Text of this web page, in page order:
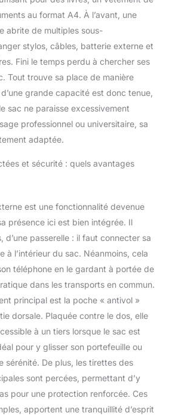
compartiments avec
plusieurs poches pour
accessoires divers ▼
Matériaux de haute
qualité : Le sac à dos
imperméable est
fabriqué avec un tissu
Oxford résistant à
l'eau, protégeant ainsi
vos affaires contre les
dos étanche garde vos
étant facile à
dos de qualité
supérieure est doté
d'un espace dédié pour
un ordinateur portable
jusqu'à 15,6 pouces et
un ipad offrant une
protection optimale.
Grâce à sa haute
qualité, vos appareils
électroniques sont
mieux protégés ▼
Confortable et élégant :
Le sac à dos élégant
conçu avec des
bretelles rembourrées
et un dos en EVA
au format A4. À l’avant, une
abrite de multiples sous-
stylos, câbles, batterie externe et
Fini le temps perdu à chercher ses
Tout trouve sa place de manière
grande capacité est donc tenue,
sac ne paraisse excessivement
professionnel ou universitaire, sa
adaptée.
et sécurité : quels avantages
est une fonctionnalité devenue
présence ici est bien intégrée. Il
d’une passerelle : il faut connecter sa
à l’intérieur du sac. Néanmoins, cela
téléphone en le gardant à portée de
dans les transports en commun.
principal est la poche « antivol »
dorsale. Plaquée contre le dos, elle
à un tiers lorsque le sac est
pour y glisser son portefeuille ou
sérénité. De plus, les tirettes des
sont percées, permettant d’y
pour une protection renforcée. Ces
apportent une tranquillité d’esprit